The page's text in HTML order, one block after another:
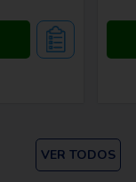
VER TODOS